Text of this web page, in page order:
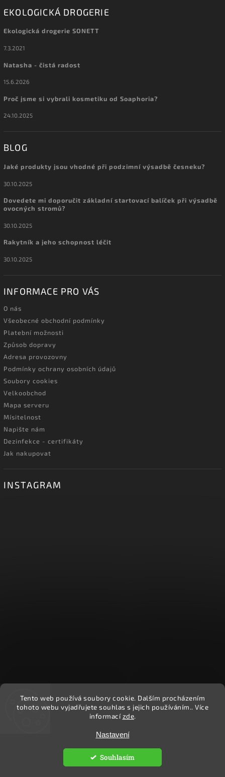
Tento web používá soubory cookie. Dalším procházením
tohoto webu vyjadřujete souhlas s jejich používáním.. Více
informacízde.
Nastavení
Souhlasím
EKOLOGICKÁ DROGERIE
Ekologická drogerie SONETT
7.3.2021
Natasha - čistá radost
15.6.2026
Proč jsme si vybrali kosmetiku od Soaphoria?
24.10.2025
BLOG
Jaké produkty jsou vhodné při podzimní výsadbě česneku?
30.10.2025
Dovedete mi doporučit základní startovací balíček při výsadbě
ovocných stromů?
30.10.2025
Rakytník a jeho schopnost léčit
30.10.2025
INFORMACE PRO VÁS
O nás
Všeobecné obchodní podmínky
Platební možnosti
Způsob dopravy
Adresa provozovny
Podmínky ochrany osobních údajů
Soubory cookies
Velkoobchod
Mapa serveru
Mísitelnost
Napište nám
Dezinfekce - certifikáty
Jak nakupovat
INSTAGRAM
Sledovat na Instagramu
Ekočlověk. Všechna práva vyhrazena.
Upravit nastavení cookies
Shoptet| DesignShoptak.cz.